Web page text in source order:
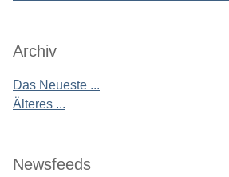
Archiv
Das Neueste ...
Älteres ...
Newsfeeds